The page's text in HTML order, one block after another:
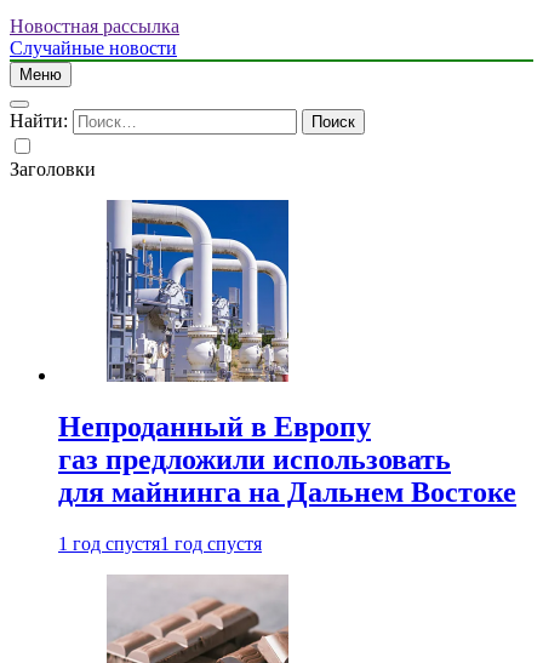
Новостная рассылка
Случайные новости
Меню
Найти:
Заголовки
Непроданный в Европу
газ предложили использовать
для майнинга на Дальнем Востоке
1 год спустя1 год спустя